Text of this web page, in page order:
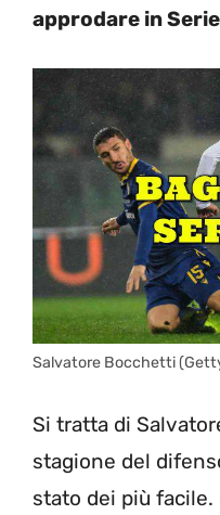
approdare in
Salvatore Bocchetti
Si tratta di
stagione del
stato dei più